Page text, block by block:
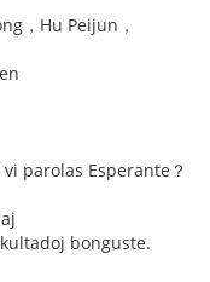
，Hu Peijun，
parolas Esperante？
bonguste.